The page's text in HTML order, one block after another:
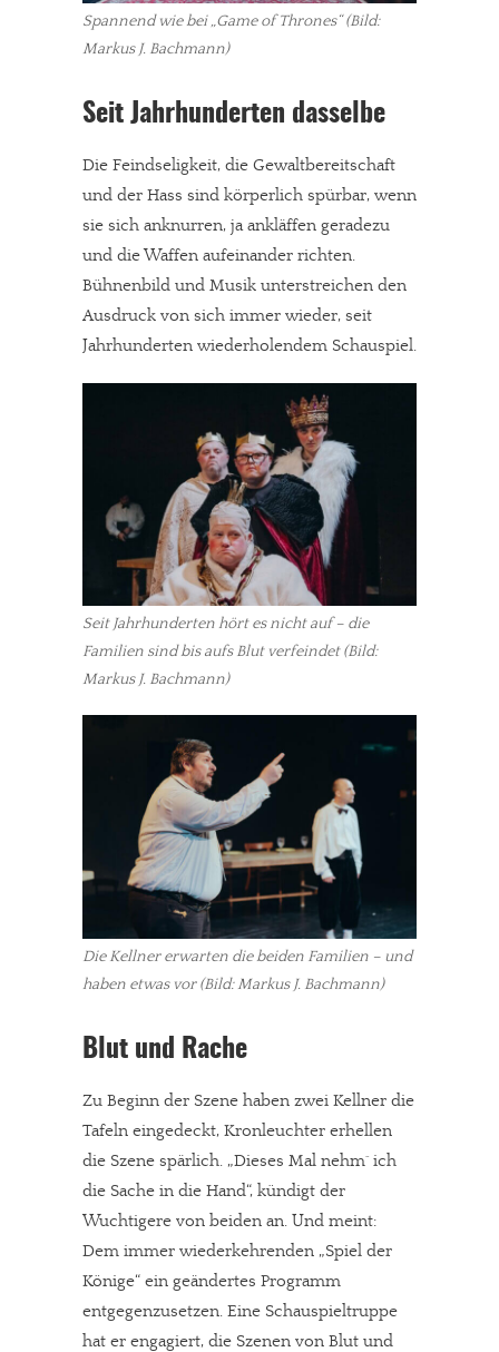
Spannend wie bei „Game of Thrones“ (Bild:
Markus J. Bachmann)
Seit Jahrhunderten dasselbe
Die Feindseligkeit, die Gewaltbereitschaft
und der Hass sind körperlich spürbar, wenn
sie sich anknurren, ja ankläffen geradezu
und die Waffen aufeinander richten.
Bühnenbild und Musik unterstreichen den
Ausdruck von sich immer wieder, seit
Jahrhunderten wiederholendem Schauspiel.
Seit Jahrhunderten hört es nicht auf – die
Familien sind bis aufs Blut verfeindet (Bild:
Markus J. Bachmann)
Die Kellner erwarten die beiden Familien – und
haben etwas vor (Bild: Markus J. Bachmann)
Blut und Rache
Zu Beginn der Szene haben zwei Kellner die
Tafeln eingedeckt, Kronleuchter erhellen
die Szene spärlich. „Dieses Mal nehm´ ich
die Sache in die Hand“, kündigt der
Wuchtigere von beiden an. Und meint:
Dem immer wiederkehrenden „Spiel der
Könige“ ein geändertes Programm
entgegenzusetzen. Eine Schauspieltruppe
hat er engagiert, die Szenen von Blut und